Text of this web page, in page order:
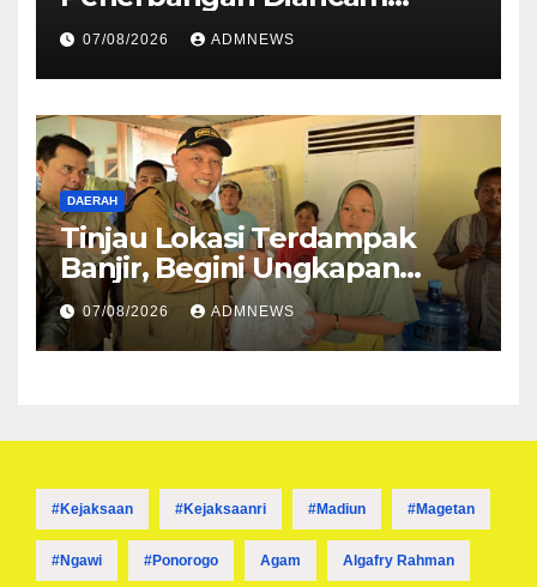
Ditembak Mati OPM
07/08/2026 ADMNEWS
DAERAH
Tinjau Lokasi Terdampak
Banjir, Begini Ungkapan
Mahyeldi
07/08/2026 ADMNEWS
#kejaksaan #kejaksaanri #madiun #magetan
#ngawi #ponorogo Agam Algafry Rahman